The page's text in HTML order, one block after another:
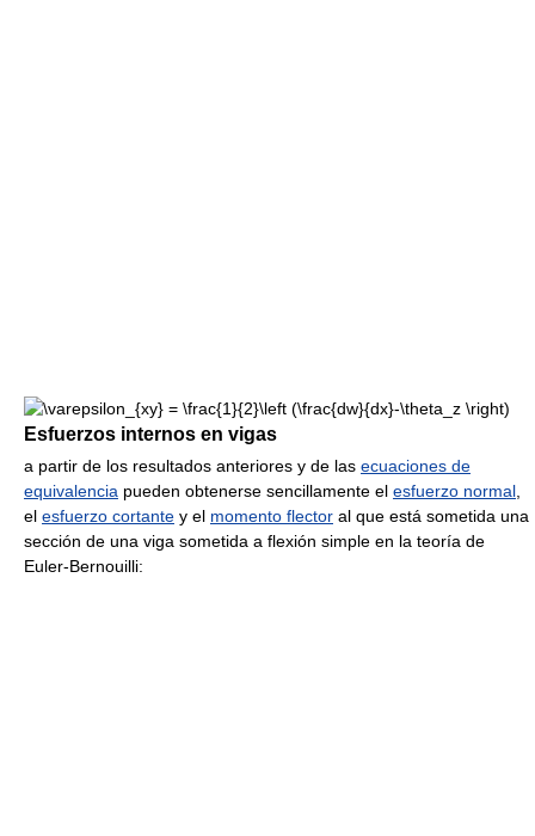
Esfuerzos internos en vigas
a partir de los resultados anteriores y de las ecuaciones de
equivalencia pueden obtenerse sencillamente el esfuerzo normal
el esfuerzo cortante y el momento flector al que está sometida una
sección de una viga sometida a flexión simple en la teoría de
Euler-Bernouilli: